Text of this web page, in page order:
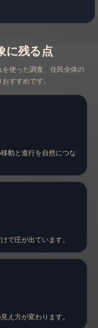
に残る点
使った調査、住民全体の
すすめです。
動と進行を自然につな
で圧が出ています。
え方が変わります。